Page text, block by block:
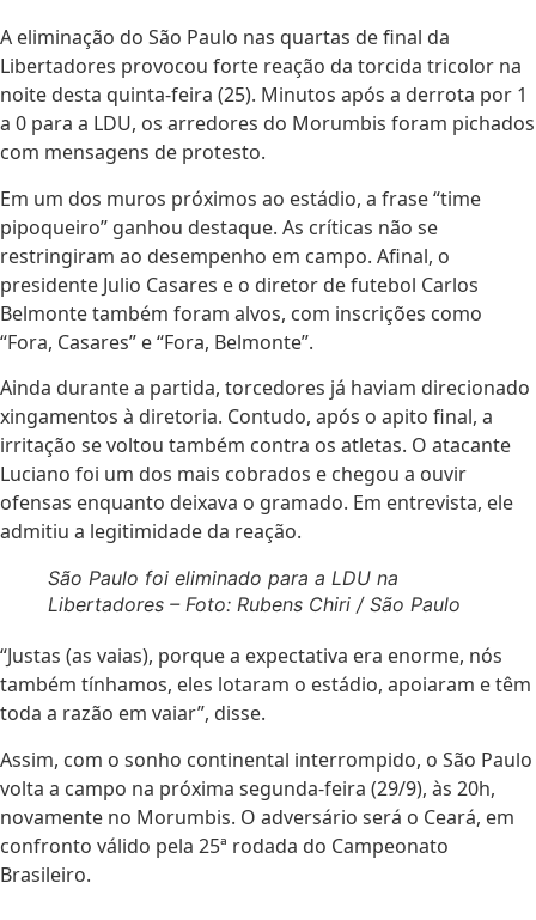
A eliminação do São Paulo nas quartas de final da
Libertadores provocou forte reação da torcida tricolor na
noite desta quinta-feira (25). Minutos após a derrota por 1
a 0 para a LDU, os arredores do Morumbis foram pichados
com mensagens de protesto.
Em um dos muros próximos ao estádio, a frase “time
pipoqueiro” ganhou destaque. As críticas não se
restringiram ao desempenho em campo. Afinal, o
presidente Julio Casares e o diretor de futebol Carlos
Belmonte também foram alvos, com inscrições como
“Fora, Casares” e “Fora, Belmonte”.
Ainda durante a partida, torcedores já haviam direcionado
xingamentos à diretoria. Contudo, após o apito final, a
irritação se voltou também contra os atletas. O atacante
Luciano foi um dos mais cobrados e chegou a ouvir
ofensas enquanto deixava o gramado. Em entrevista, ele
admitiu a legitimidade da reação.
São Paulo foi eliminado para a LDU na
Libertadores – Foto: Rubens Chiri / São Paulo
“Justas (as vaias), porque a expectativa era enorme, nós
também tínhamos, eles lotaram o estádio, apoiaram e têm
toda a razão em vaiar”, disse.
Assim, com o sonho continental interrompido, o São Paulo
volta a campo na próxima segunda-feira (29/9), às 20h,
novamente no Morumbis. O adversário será o Ceará, em
confronto válido pela 25ª rodada do Campeonato
Brasileiro.